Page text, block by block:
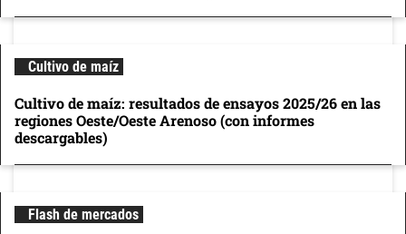
Cultivo de maíz
Cultivo de maíz: resultados de ensayos 2025/26 en las
regiones Oeste/Oeste Arenoso (con informes
descargables)
Flash de mercados